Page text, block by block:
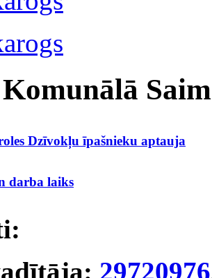
Dzīvokļu īpašnieku aptauja
darba laiks
29720976